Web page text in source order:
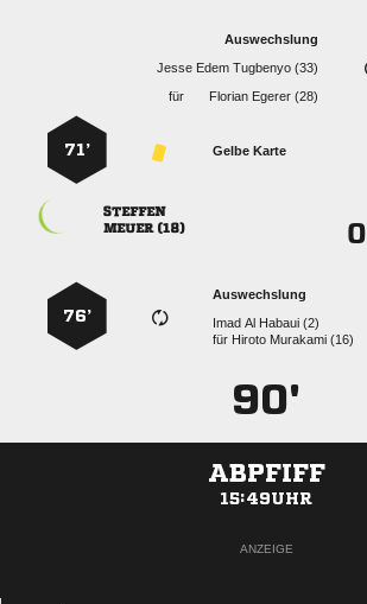
Auswechslung
   
für
  
Gelbe Karte
71’


 
Auswechslung
   
für   
76’
90'
ABPFIFF
15:49UHR
ANZEIGE